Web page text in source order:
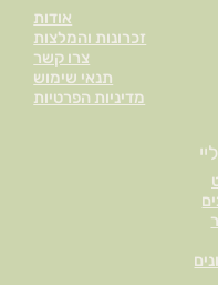
אודות
זכרונות והמלצות
צרו קשר
תנאי שימוש
מדיניות הפרטיות